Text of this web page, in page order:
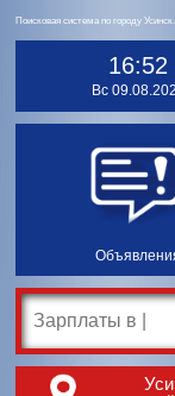
Поисковая система по городу Усинск.
16:52
Вс